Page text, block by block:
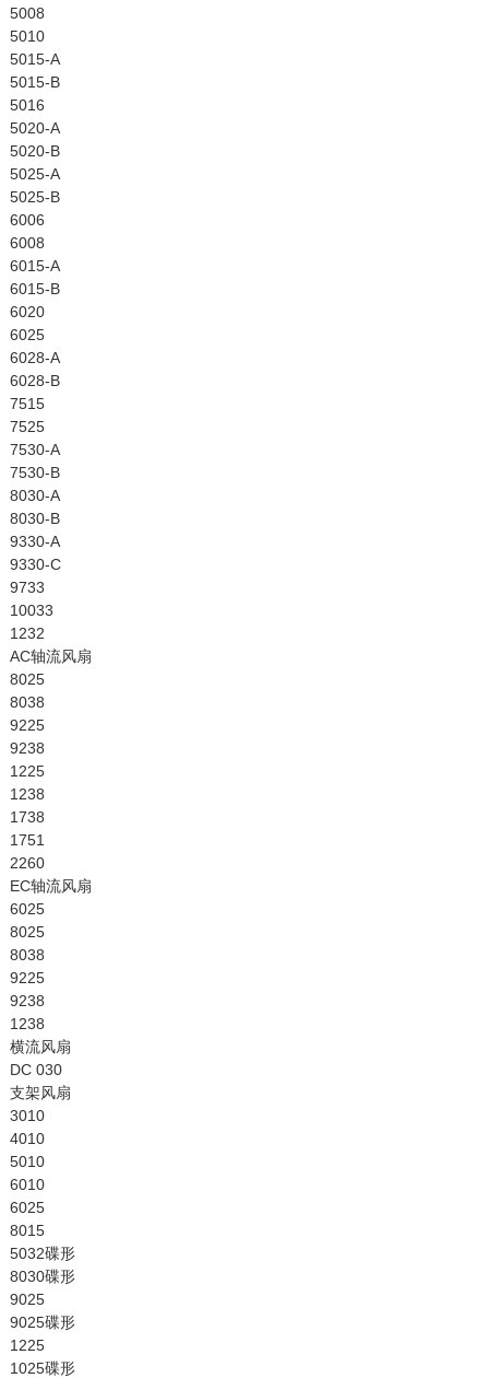
5008
5010
5015-A
5015-B
5016
5020-A
5020-B
5025-A
5025-B
6006
6008
6015-A
6015-B
6020
6025
6028-A
6028-B
7515
7525
7530-A
7530-B
8030-A
8030-B
9330-A
9330-C
9733
10033
1232
AC轴流风扇
8025
8038
9225
9238
1225
1238
1738
1751
2260
EC轴流风扇
6025
8025
8038
9225
9238
1238
横流风扇
DC 030
支架风扇
3010
4010
5010
6010
6025
8015
5032碟形
8030碟形
9025
9025碟形
1225
1025碟形